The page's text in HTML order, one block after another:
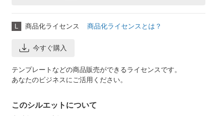
L 商品化ライセンス 商品化ライセンスとは？
今すぐ購入
テンプレートなどの商品販売ができるライセンスです。
あなたのビジネスにご活用ください。
このシルエットについて